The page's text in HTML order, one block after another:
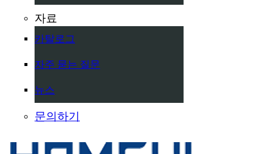
자료
카탈로그
자주 묻는 질문
뉴스
문의하기